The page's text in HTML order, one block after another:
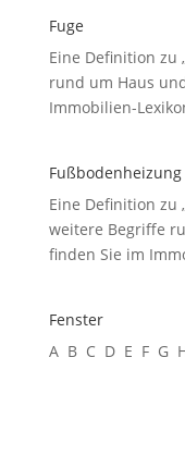
Fuge
Eine Definition zu
rund um Haus
Immobilien-
Fußbodenheizung
Eine Definition zu
weitere Begriffe
finden Sie im
Fenster
A B C D E F G